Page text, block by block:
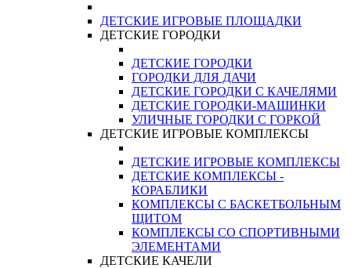
ДЕТСКИЕ ИГРОВЫЕ ПЛОЩАДКИ
ДЕТСКИЕ ГОРОДКИ
ДЕТСКИЕ ГОРОДКИ
ГОРОДКИ ДЛЯ ДАЧИ
ДЕТСКИЕ ГОРОДКИ С КАЧЕЛЯМИ
ДЕТСКИЕ ГОРОДКИ-МАШИНКИ
УЛИЧНЫЕ ГОРОДКИ С ГОРКОЙ
ДЕТСКИЕ ИГРОВЫЕ КОМПЛЕКСЫ
ДЕТСКИЕ ИГРОВЫЕ КОМПЛЕКСЫ
ДЕТСКИЕ КОМПЛЕКСЫ -
КОРАБЛИКИ
КОМПЛЕКСЫ С БАСКЕТБОЛЬНЫМ
ЩИТОМ
КОМПЛЕКСЫ СО СПОРТИВНЫМИ
ЭЛЕМЕНТАМИ
ДЕТСКИЕ КАЧЕЛИ